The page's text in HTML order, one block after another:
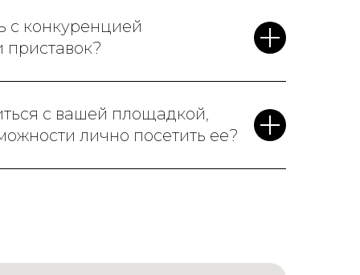
с конкуренцией
с вашей площадкой,
лично посетить ее?